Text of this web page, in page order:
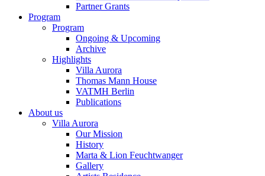
Partner Grants
Program
Program
Ongoing & Upcoming
Archive
Highlights
Villa Aurora
Thomas Mann House
VATMH Berlin
Publications
About us
Villa Aurora
Our Mission
History
Marta & Lion Feuchtwanger
Gallery